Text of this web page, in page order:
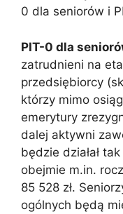
0 dla seniorów i
PIT-0 dla
zatrudnieni na
przedsiębiorcy
którzy mimo
emerytury
dalej aktywni
będzie działał
obejmie m.in.
85 528 zł.
ogólnych będą